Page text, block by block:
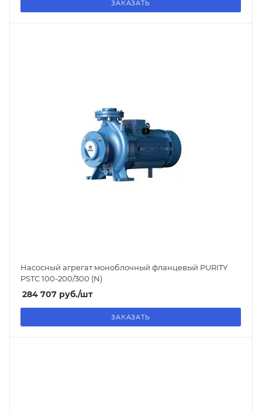
ЗАКАЗАТЬ
Насосный агрегат моноблочный фланцевый PURITY
PSTC 100-200/300 (N)
284 707 руб./шт
ЗАКАЗАТЬ